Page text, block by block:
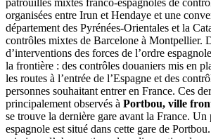
organisées entre Irun et Hendaye et une
département des Pyrénées-Orientales et la
contrôles mixtes de Barcelone à Montpellier.
d’interventions des forces de l’ordre
la frontière : des contrôles douaniers mis en
les routes à l’entrée de l’Espagne et des
personnes souhaitant entrer en France. Ces
principalement observés à Portbou, ville
se trouve la dernière gare avant la France. Un
espagnole est situé dans cette gare de